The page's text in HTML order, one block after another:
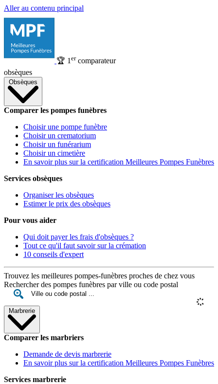
Aller au contenu principal
🏆 1 ercomparateur
obsèques
Obsèques
Comparer les pompes funèbres
Choisir une pompe funèbre
Choisir un crematorium
Choisir un funérarium
Choisir un cimetière
En savoir plus sur la certification Meilleures Pompes Funèbres
Services obsèques
Organiser les obsèques
Estimer le prix des obsèques
Pour vous aider
Qui doit payer les frais d'obsèques ?
Tout ce qu'il faut savoir sur la crémation
10 conseils d'expert
Trouvez les meilleures pompes-funèbres proches de chez vous
Rechercher des pompes funèbres par ville ou code postal
Marbrerie
Comparer les marbriers
Demande de devis marbrerie
En savoir plus sur la certification Meilleures Pompes Funèbres
Services marbrerie